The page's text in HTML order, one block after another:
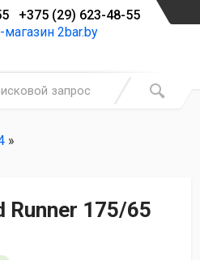
+375 (29) 623-48-55
»
Runner 175/65